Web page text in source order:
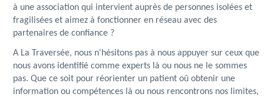
à une association qui intervient auprès de personnes isolées et
fragilisées et aimez à fonctionner en réseau avec des
partenaires de confiance ?
A La Traversée, nous n'hésitons pas à nous appuyer sur ceux que
nous avons identifié comme experts là ou nous ne le sommes
pas. Que ce soit pour réorienter un patient oû obtenir une
information ou compétences là ou nous rencontrons nos limites,